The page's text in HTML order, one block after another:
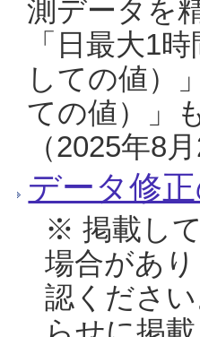
測データを
「日最大1
しての値）
ての値）」
（2025年8月
データ修
※ 掲載し
場合があ
認くださ